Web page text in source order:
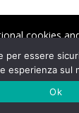
cookies
per essere
esperienza sul
Ok